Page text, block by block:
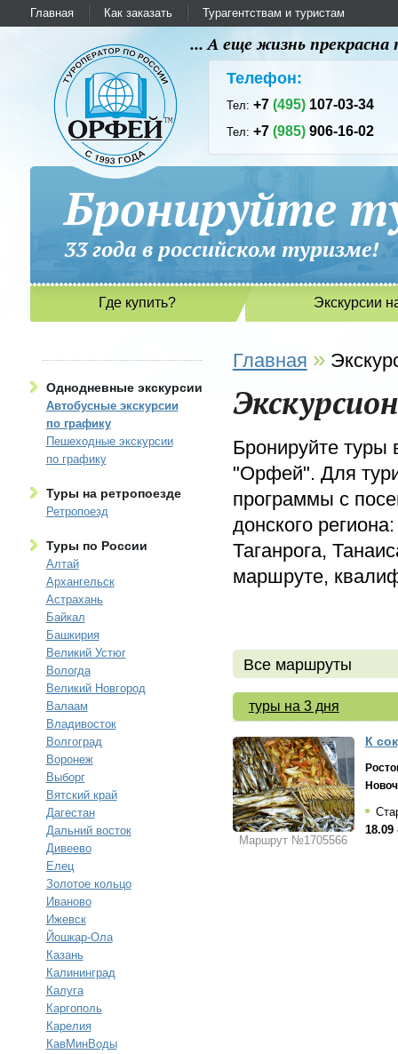
Главная Как заказать Турагентствам и туристам
... А еще жизнь
Телефон:
Тел:+7(495) 107-03-34
Тел:+7(985) 906-16-02
Бронируйте
33 года в российском
Где купить? Экскурсии
Однодневные экскурсии
Автобусные экскурсии
по графику
Пешеходные экскурсии
по графику
Туры на ретропоезде
Ретропоезд
Туры по России
Алтай
Архангельск
Астрахань
Байкал
Башкирия
Великий Устюг
Вологда
Великий Новгород
Валаам
Владивосток
Волгоград
Воронеж
Выборг
Вятский край
Дагестан
Дальний восток
Дивеево
Елец
Золотое кольцо
Иваново
Ижевск
Йошкар-Ола
Казань
Калининград
Калуга
Каргополь
Карелия
КавМинВоды
Главная »
Бронируйте туры
"Орфей". Для
программы с
донского
Таганрога,
маршруте,
Все маршруты
туры на 3 дня
Маршрут №1705566
К
18.09